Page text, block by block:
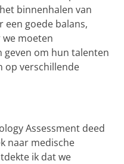
binnenhalen van
een goede balans,
moeten
geven om hun talenten
op verschillende
Assessment deed
naar medische
ik dat we